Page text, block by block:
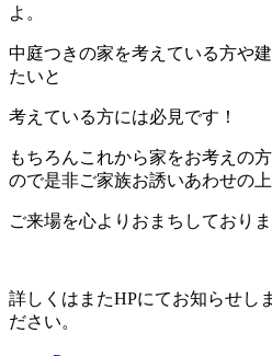
よ。
中庭つきの家を考えている方や
たいと
考えている方には必見です！
もちろんこれから家をお考えの
ので是非ご家族お誘いあわせの上
ご来場を心よりおまちしておりま
詳しくはまたHPにてお知らせし
ださい。